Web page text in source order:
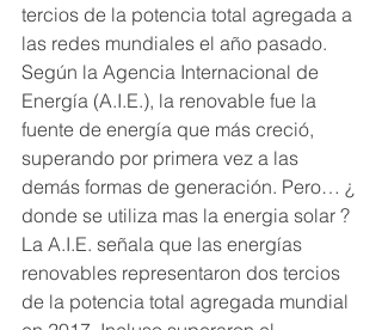
tercios de la potencia total agregada a
las redes mundiales el año pasado.
Según la Agencia Internacional de
Energía (A.I.E.), la renovable fue la
fuente de energía que más creció,
superando por primera vez a las
demás formas de generación. Pero… ¿
donde se utiliza mas la energia solar ?
La A.I.E. señala que las energías
renovables representaron dos tercios
de la potencia total agregada mundial